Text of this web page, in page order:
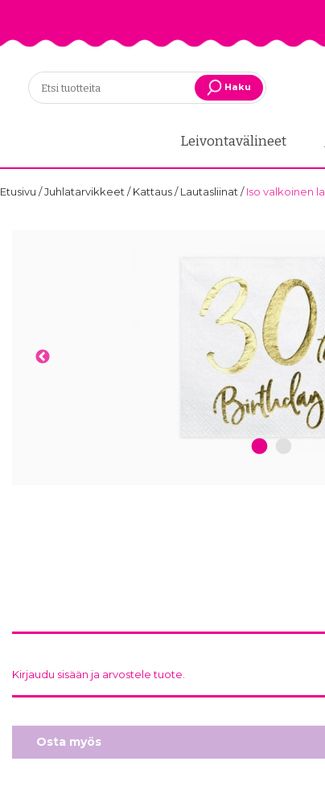
Haku
Leivontavälineet
Etusivu /Juhlatarvikkeet /Kattaus/Lautasliinat /Iso valkoinen
1
Kirjaudu sisään ja arvostele tuote.
Osta myös